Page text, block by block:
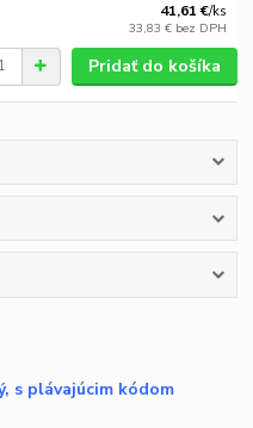
41,61 €/ks
33,83 € bez DPH
Pridať do košíka
s plávajúcim kódom